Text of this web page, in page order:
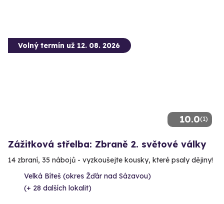
10.0(1)
Volný termín už 12. 08. 2026
Zážitková střelba: Zbraně 2. světové války
14 zbraní, 35 nábojů - vyzkoušejte kousky, které psaly dějiny!
Velká Bíteš (okres Žďár nad Sázavou)
(+ 28 dalších lokalit)